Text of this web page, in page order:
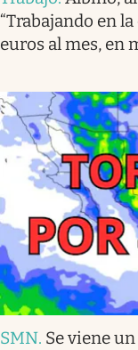
“Trabajando en
euros al mes, en
SMN. Se viene